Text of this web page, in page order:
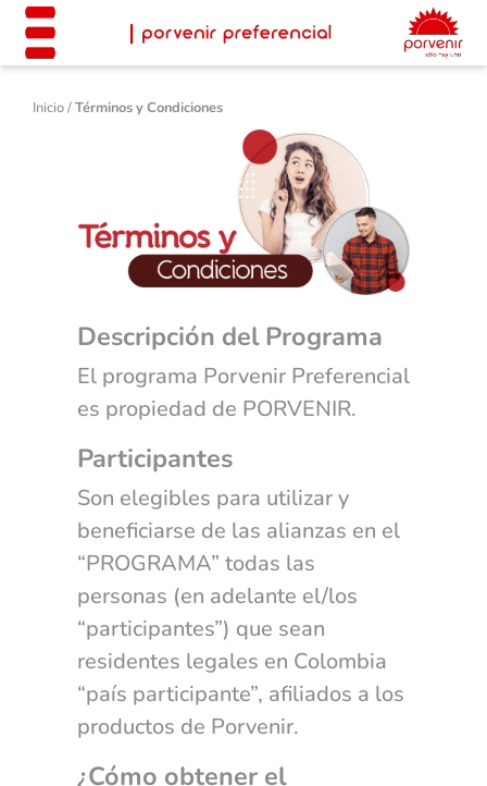
Inicio /Términos y Condiciones
Descripción del Programa
El programa Porvenir Preferencial
es propiedad de PORVENIR.
Participantes
Son elegibles para utilizar y
beneficiarse de las alianzas en el
“PROGRAMA” todas las
personas (en adelante el/los
“participantes”) que sean
residentes legales en Colombia
“país participante”, afiliados a los
productos de Porvenir.
¿Cómo obtener el